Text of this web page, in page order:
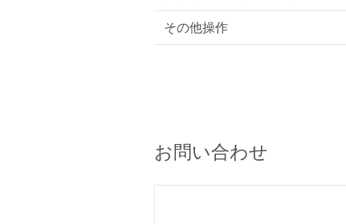
その他操作
お問い合わせ